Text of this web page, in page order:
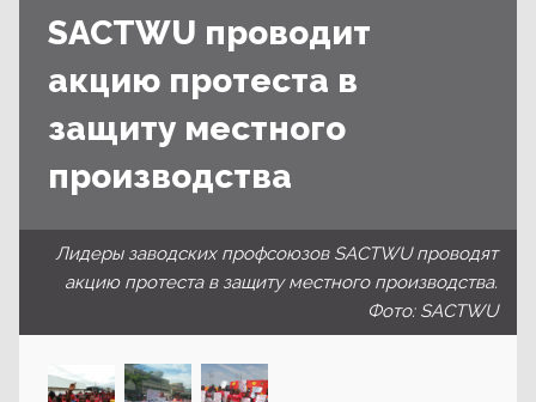
SACTWU проводит
акцию протеста в
защиту местного
производства
Лидеры заводских профсоюзов SACTWU проводят
акцию протеста в защиту местного производства.
Фото: SACTWU